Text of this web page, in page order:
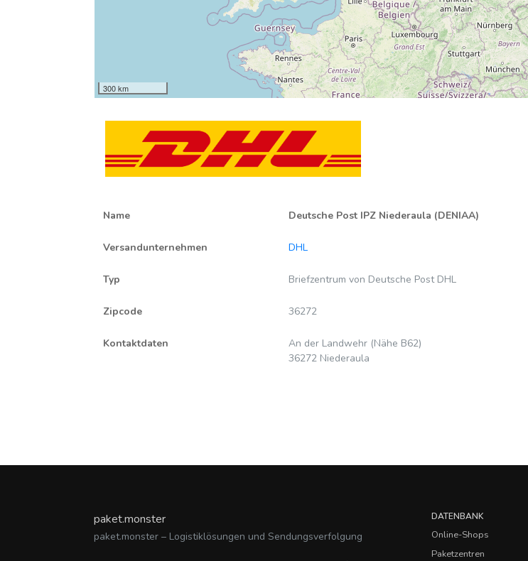
300 km
Name Deutsche Post IPZ Niederaula (DENIAA)
Versandunternehmen DHL
Typ Briefzentrum von Deutsche Post DHL
Zipcode 36272
Kontaktdaten
An der Landwehr (Nähe B62)
36272 Niederaula
paket.monster
paket.monster – Logistiklösungen und Sendungsverfolgung
DATENBANK
Online-Shops
Paketzentren